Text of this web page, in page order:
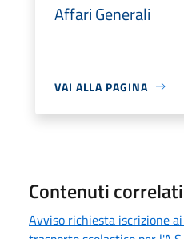
Affari Generali
VAI ALLA PAGINA
Contenuti correlati
Avviso richiesta iscrizione